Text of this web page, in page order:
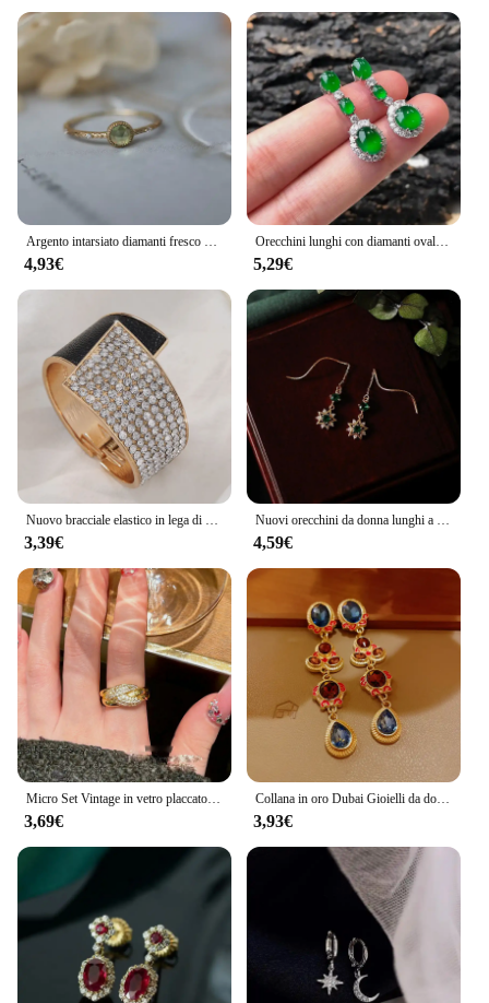
Argento intarsiato diamanti fresco verde peridoto cristallo rotondo signore anello apertura regolabile delicato originale gioielli personalizzati
4,93€
Orecchini lunghi con diamanti ovali in giadeite di diaspro naturale Hetian gioielli in argento stile cinese di lusso retrò con ciondolo retrò
5,29€
Nuovo bracciale elastico in lega di pelle intarsiata con diamanti per donna, bracciale con diamanti alla moda e di fascia alta
3,39€
Nuovi orecchini da donna lunghi a stella a cinque punte gemma smeraldo stile palazzo temperamento retrò gioielli eleganti con diamanti rotti
4,59€
Micro Set Vintage in vetro placcato oro Vintage con anello del tesoro antico con diamante pieno
3,69€
Collana in oro Dubai Gioielli da donna Set di collane medievali con diamanti e perle Set di gioielli per donna
3,93€